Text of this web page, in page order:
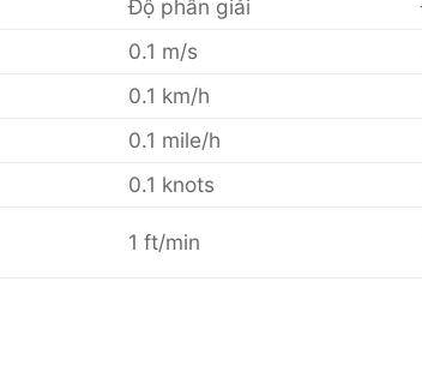
Độ phân giải
0.1 m/s
0.1 km/h
0.1 mile/h
0.1 knots
1 ft/min